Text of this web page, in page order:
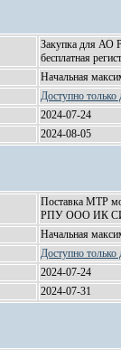
Закупка для АО
бесплатная
Начальная
Доступно только
2024-07-24
2024-08-05
Поставка МТР
РПУ ООО ИК
Начальная
Доступно только
2024-07-24
2024-07-31